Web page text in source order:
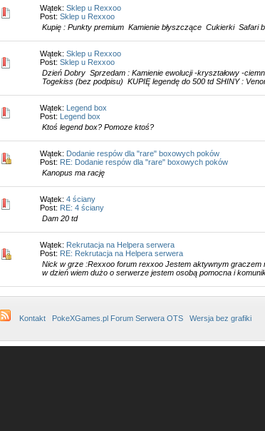
Wątek:Sklep u Rexxoo
Post:Sklep u Rexxoo
Kupię : Punkty premium Kamienie błyszczące Cukierki Safari
Wątek:Sklep u Rexxoo
Post:Sklep u Rexxoo
Dzień Dobry Sprzedam : Kamienie ewolucji -kryształowy -
Togekiss (bez podpisu) KUPIĘ legendę do 500 td SHINY :
Wątek: Legend box
Post: Legend box
Ktoś legend box? Pomoze ktoś?
Wątek: Dodanie respów dla "rare" boxowych poków
Post: RE: Dodanie respów dla "rare" boxowych poków
Kanopus ma rację
Wątek:4 ściany
Post: RE: 4 ściany
Dam 20 td
Wątek: Rekrutacja na Helpera serwera
Post: RE: Rekrutacja na Helpera serwera
Nick w grze :Rexxoo forum rexxoo Jestem aktywnym
w dzień wiem dużo o serwerze jestem osobą pomocna i
Kontakt PokeXGames.pl Forum Serwera OTS Wersja bez grafiki